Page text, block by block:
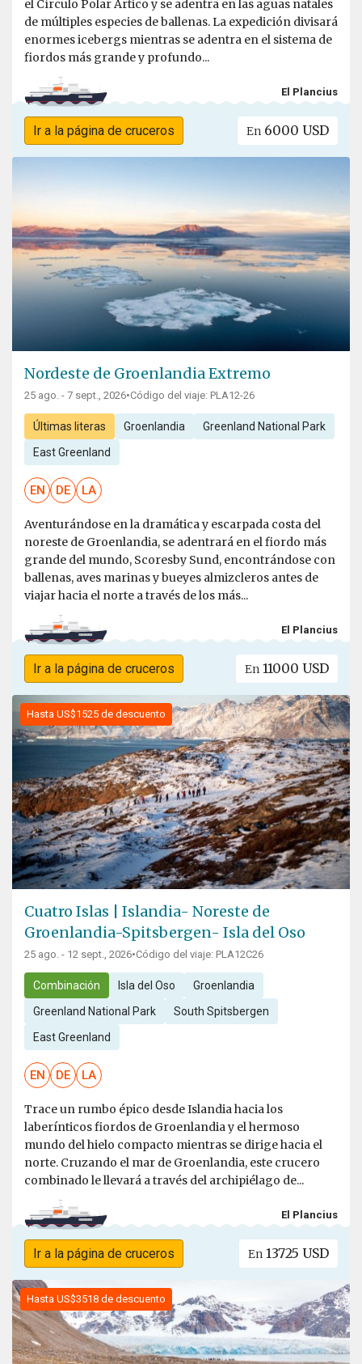
el Círculo Polar Ártico y se adentra en las aguas natales
de múltiples especies de ballenas. La expedición divisará
enormes icebergs mientras se adentra en el sistema de
fiordos más grande y profundo...
El Plancius
Ir a la página de cruceros En 6000 USD
Nordeste de Groenlandia Extremo
25 ago. - 7 sept., 2026•Código del viaje: PLA12-26
Últimas literas Groenlandia Greenland National Park
East Greenland
EN DE LA
Aventurándose en la dramática y escarpada costa del
noreste de Groenlandia, se adentrará en el fiordo más
grande del mundo, Scoresby Sund, encontrándose con
ballenas, aves marinas y bueyes almizcleros antes de
viajar hacia el norte a través de los más...
El Plancius
Ir a la página de cruceros En 11000 USD
Hasta US$1525 de descuento
Cuatro Islas | Islandia- Noreste de
Groenlandia-Spitsbergen- Isla del Oso
25 ago. - 12 sept., 2026•Código del viaje: PLA12C26
Combinación Isla del Oso Groenlandia
Greenland National Park South Spitsbergen
East Greenland
EN DE LA
Trace un rumbo épico desde Islandia hacia los
laberínticos fiordos de Groenlandia y el hermoso
mundo del hielo compacto mientras se dirige hacia el
norte. Cruzando el mar de Groenlandia, este crucero
combinado le llevará a través del archipiélago de...
El Plancius
Ir a la página de cruceros En 13725 USD
Hasta US$3518 de descuento